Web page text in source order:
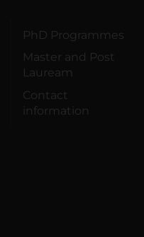
PhD Programmes
Master and Post
Lauream
Contact
information